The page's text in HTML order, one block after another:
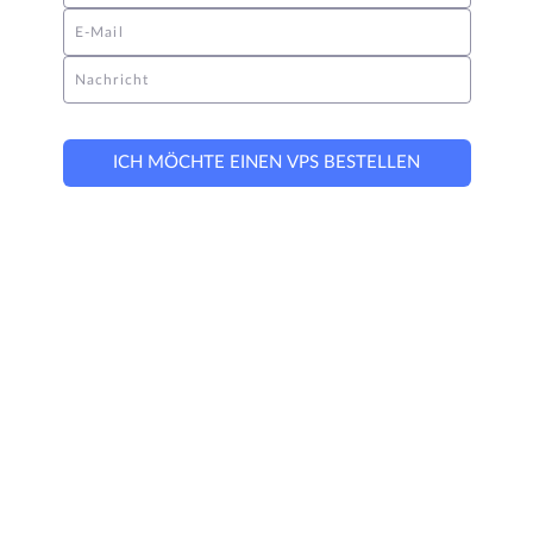
E-Mail
Nachricht
ICH MÖCHTE EINEN VPS BESTELLEN